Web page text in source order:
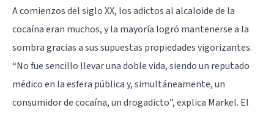
A comienzos del siglo XX, los adictos al alcaloide de la
cocaína eran muchos, y la mayoría logró mantenerse a la
sombra gracias a sus supuestas propiedades vigorizantes.
“No fue sencillo llevar una doble vida, siendo un reputado
médico en la esfera pública y, simultáneamente, un
consumidor de cocaína, un drogadicto”, explica Markel. El